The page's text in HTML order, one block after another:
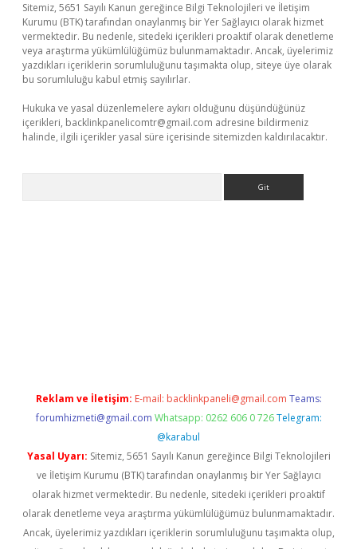
Sitemiz, 5651 Sayılı Kanun gereğince Bilgi Teknolojileri ve İletişim
Kurumu (BTK) tarafından onaylanmış bir Yer Sağlayıcı olarak hizmet
vermektedir. Bu nedenle, sitedeki içerikleri proaktif olarak denetleme
veya araştırma yükümlülüğümüz bulunmamaktadır. Ancak, üyelerimiz
yazdıkları içeriklerin sorumluluğunu taşımakta olup, siteye üye olarak
bu sorumluluğu kabul etmiş sayılırlar.
Hukuka ve yasal düzenlemelere aykırı olduğunu düşündüğünüz
içerikleri, backlinkpanelicomtr@gmail.com adresine bildirmeniz
halinde, ilgili içerikler yasal süre içerisinde sitemizden kaldırılacaktır.
Reklam ve İletişim: E-mail: backlinkpaneli@gmail.com Teams:
forumhizmeti@gmail.com Whatsapp: 0262 606 0 726 Telegram:
@karabul
Yasal Uyarı: Sitemiz, 5651 Sayılı Kanun gereğince Bilgi Teknolojileri
ve İletişim Kurumu (BTK) tarafından onaylanmış bir Yer Sağlayıcı
olarak hizmet vermektedir. Bu nedenle, sitedeki içerikleri proaktif
olarak denetleme veya araştırma yükümlülüğümüz bulunmamaktadır.
Ancak, üyelerimiz yazdıkları içeriklerin sorumluluğunu taşımakta olup,